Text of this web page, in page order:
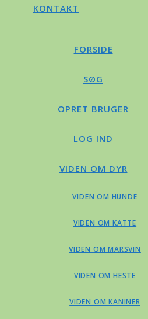
KONTAKT
FORSIDE
SØG
OPRET BRUGER
LOG IND
VIDEN OM DYR
VIDEN OM HUNDE
VIDEN OM KATTE
VIDEN OM MARSVIN
VIDEN OM HESTE
VIDEN OM KANINER